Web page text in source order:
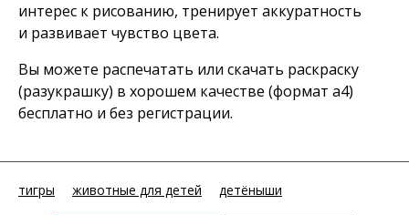
интерес к рисованию, тренирует аккуратность
и развивает чувство цвета.
Вы можете распечатать или скачать раскраску
(разукрашку) в хорошем качестве (формат а4)
бесплатно и без регистрации.
тигры животные для детей детёныши